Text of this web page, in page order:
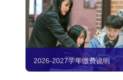
2026-2027学年缴费说明